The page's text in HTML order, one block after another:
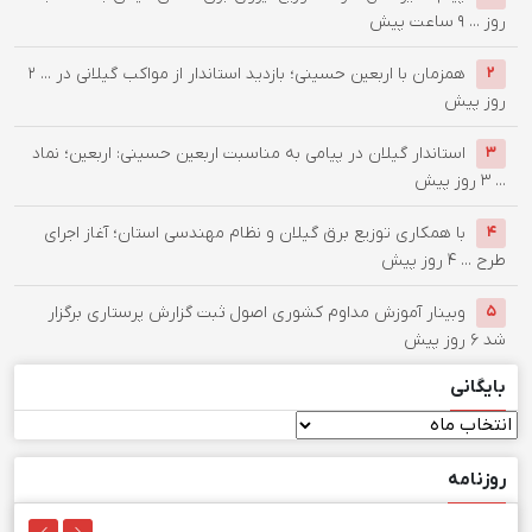
روز ... ۹ ساعت پیش
۲ همزمان با اربعین حسینی؛ بازدید استاندار از مواکب گیلانی در ... ۲
روز پیش
۳
استاندار گیلان در پیامی به مناسبت اربعین حسینی: اربعین؛ نماد
... ۳ روز پیش
۴
با همکاری توزیع برق گیلان و نظام مهندسی استان؛ آغاز اجرای
طرح ... ۴ روز پیش
۵
وبینار آموزش مداوم کشوری اصول ثبت گزارش پرستاری برگزار
شد ۶ روز پیش
بایگانی
بایگانی
روزنامه